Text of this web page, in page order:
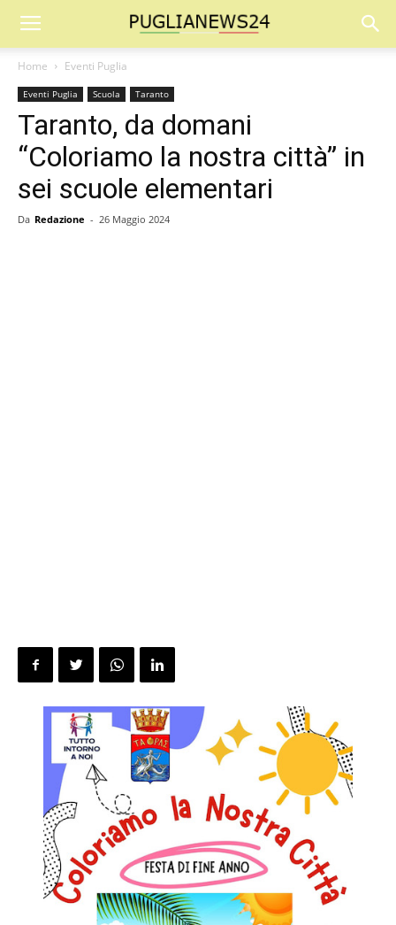
Home Eventi Puglia
Eventi Puglia Scuola Taranto
Taranto, da domani
“Coloriamo la nostra città” in
sei scuole elementari
Da Redazione - 26 Maggio 2024